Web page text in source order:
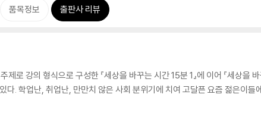
품목정보 출판사 리뷰
로 강의 형식으로 구성한 『세상을 바꾸는 시간 15분 1』에 이어 『세상을
다. 학업난, 취업난, 만만치 않은 사회 분위기에 치여 고달픈 요즘 젊은이들